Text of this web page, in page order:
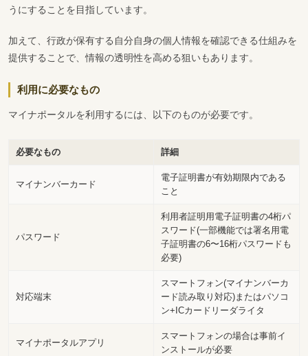
うにすることを目指しています。
加えて、行政が保有する自分自身の個人情報を確認できる仕組みを
提供することで、情報の透明性を高める狙いもあります。
利用に必要なもの
マイナポータルを利用するには、以下のものが必要です。
必要なもの 詳細
マイナンバーカード
電子証明書が有効期限内である
こと
パスワード
利用者証明用電子証明書の4桁パ
スワード(一部機能では署名用電
子証明書の6〜16桁パスワードも
必要)
対応端末
スマートフォン(マイナンバーカ
ード読み取り対応)またはパソコ
ン+ICカードリーダライタ
マイナポータルアプリ
スマートフォンの場合は事前イ
ンストールが必要